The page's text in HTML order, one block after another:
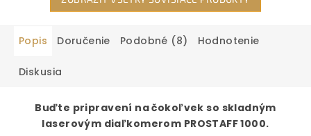
Popis Doručenie Podobné (8) Hodnotenie
Diskusia
Buďte pripravení na čokoľvek so skladným
laserovým diaľkomerom PROSTAFF 1000.